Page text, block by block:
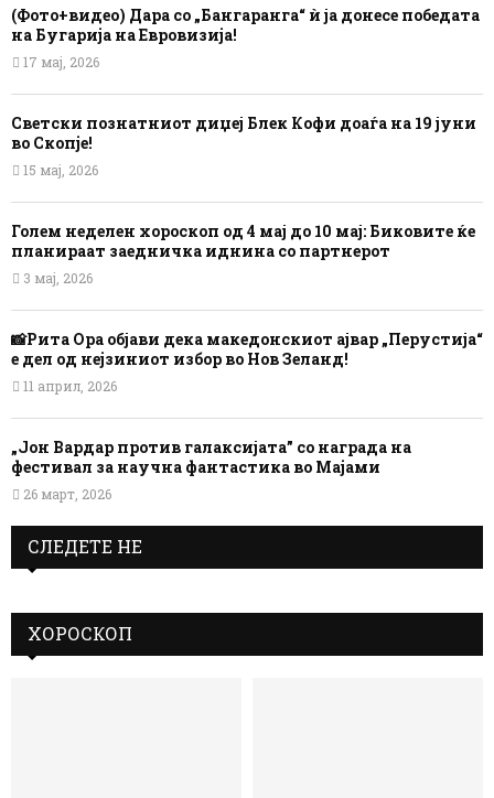
(Фото+видео) Дара со „Бангаранга“ ѝ ја донесе победата
на Бугарија на Евровизија!
17 мај, 2026
Светски познатниот диџеј Блек Кофи доаѓа на 19 јуни
во Скопје!
15 мај, 2026
Голем неделен хороскоп од 4 мај до 10 мај: Биковите ќе
планираат заедничка иднина со партнерот
3 мај, 2026
📸Рита Ора објави дека македонскиот ајвар „Перустија“
е дел од нејзиниот избор во Нов Зеланд!
11 април, 2026
„Јон Вардар против галаксијата” со награда на
фестивал за научна фантастика во Мајами
26 март, 2026
СЛЕДЕТЕ НЕ
ХОРОСКОП